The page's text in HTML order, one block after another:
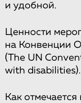
и удобной.
Ценности
на Конвенции
(The UN
with disabilities).
Как